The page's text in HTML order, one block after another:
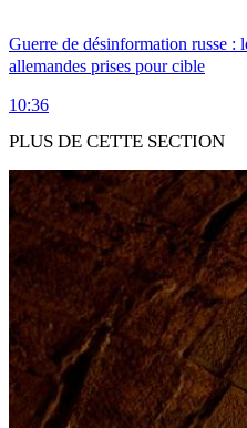
Guerre de désinformation russe :
allemandes prises pour cible
10:36
PLUS DE CETTE SECTION